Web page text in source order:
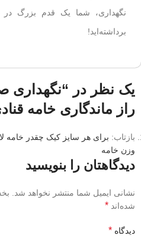
نگهداری، شما یک قدم بزرگ
برداشته‌اید!
یک نظر در “نگهداری
راز ماندگاری خامه
بازتاب: برای هر سایز کیک چقدر خامه
وزن خامه
دیدگاهتان را بنویسید
نشانی ایمیل شما منتشر نخواهد شد.
شده‌اند *
دیدگاه *